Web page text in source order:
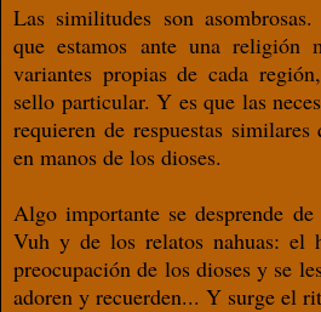
Las similitudes son
que estamos ante una religión
variantes propias de cada
sello particular. Y es que las
requieren de respuestas
en manos de los dioses.
Algo importante se desprende
Vuh y de los relatos nahuas: el
preocupación de los dioses y se
adoren y recuerden... Y surge el